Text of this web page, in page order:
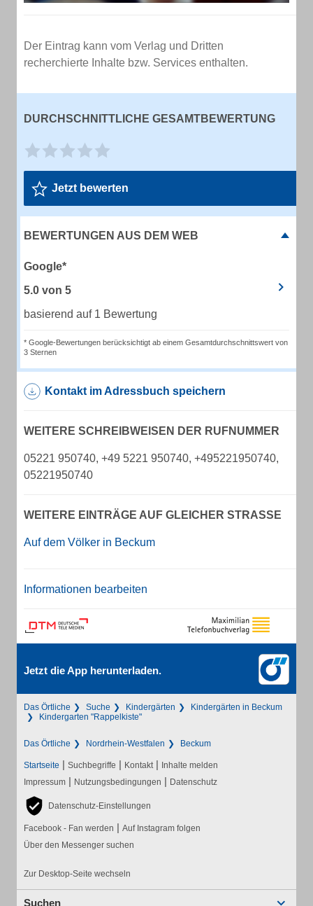
Der Eintrag kann vom Verlag und Dritten
recherchierte Inhalte bzw. Services enthalten.
DURCHSCHNITTLICHE GESAMTBEWERTUNG
Jetzt bewerten
BEWERTUNGEN AUS DEM WEB
Google*
5.0 von 5
basierend auf 1 Bewertung
* Google-Bewertungen berücksichtigt ab einem Gesamtdurchschnittswert von
3 Sternen
Kontakt im Adressbuch speichern
WEITERE SCHREIBWEISEN DER RUFNUMMER
05221 950740, +49 5221 950740, +495221950740,
05221950740
WEITERE EINTRÄGE AUF GLEICHER STRASSE
Auf dem Völker in Beckum
Informationen bearbeiten
Jetzt die App herunterladen.
Das Örtliche Suche Kindergärten
Kindergärten in Beckum
Kindergarten "Rappelkiste"
Das Örtliche Nordrhein-Westfalen Beckum
Startseite | Suchbegriffe | Kontakt | Inhalte melden
Impressum | Nutzungsbedingungen | Datenschutz
Datenschutz-Einstellungen
Facebook - Fan werden | Auf Instagram folgen
Über den Messenger suchen
Zur Desktop-Seite wechseln
Suchen